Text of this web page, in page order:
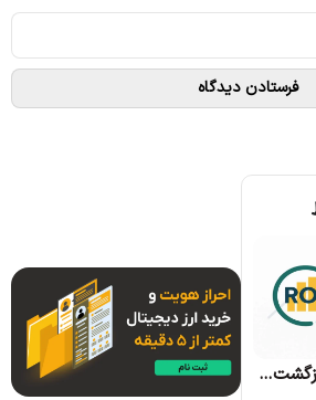
همه چیز درباره نرخ بازگشت سرمایه و نحوه محاسبه آن